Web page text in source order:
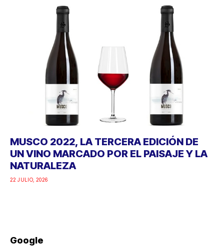
MUSCO 2022, LA TERCERA EDICIÓN DE
UN VINO MARCADO POR EL PAISAJE Y LA
NATURALEZA
22 JULIO, 2026
Google